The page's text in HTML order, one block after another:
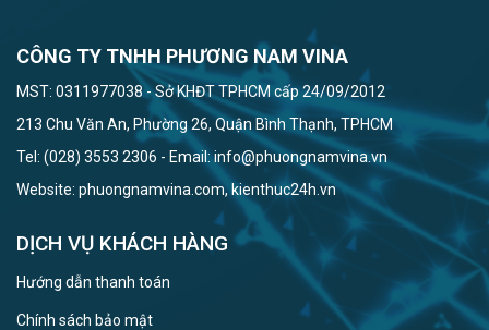
CÔNG TY TNHH PHƯƠNG NAM VINA
MST: 0311977038 - Sở KHĐT TPHCM cấp 24/09/2012
213 Chu Văn An, Phường 26, Quận Bình Thạnh, TPHCM
Tel: (028) 3553 2306 - Email: info@phuongnamvina.vn
Website: phuongnamvina.com, kienthuc24h.vn
DỊCH VỤ KHÁCH HÀNG
Hướng dẫn thanh toán
Chính sách bảo mật